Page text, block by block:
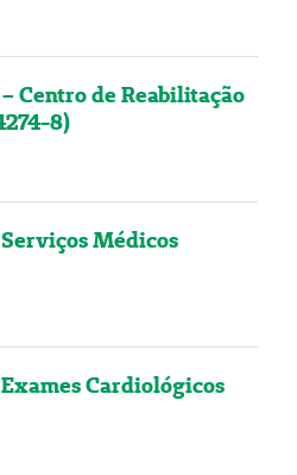
Centro de Reabilitação
8)
Médicos
Cardiológicos